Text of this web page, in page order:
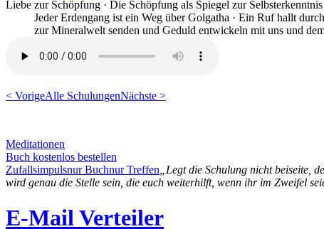
Liebe zur Schöpfung · Die Schöpfung als Spiegel zur Selbsterkenntnis
Jeder Erdengang ist ein Weg über Golgatha · Ein Ruf hallt
zur Mineralwelt senden und Geduld entwickeln mit uns und
< VorigeAlle SchulungenNächste >
Meditationen
Buch kostenlos bestellen
Zufallsimpulsnur Buchnur Treffen„Legt die Schulung nicht beiseite,
wird genau die Stelle sein, die euch weiterhilft, wenn ihr im Zweifel
E-Mail Verteiler